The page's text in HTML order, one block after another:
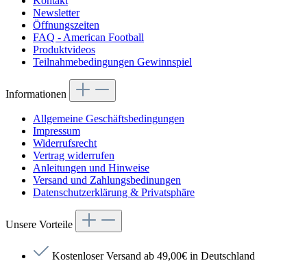
Newsletter
Öffnungszeiten
FAQ - American Football
Produktvideos
Teilnahmebedingungen Gewinnspiel
Informationen
Allgemeine Geschäftsbedingungen
Impressum
Widerrufsrecht
Vertrag widerrufen
Anleitungen und Hinweise
Versand und Zahlungsbedinungen
Datenschutzerklärung & Privatsphäre
Unsere Vorteile
Kostenloser Versand ab 49,00€ in Deutschland